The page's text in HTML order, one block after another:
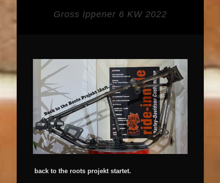
Gross Ippener 6 KW 2022
back to the roots projekt startet.